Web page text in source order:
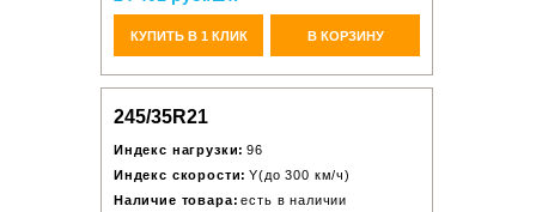
КУПИТЬ В 1 КЛИК В КОРЗИНУ
245/35R21
Индекс нагрузки: 96
Индекс скорости: Y(до 300 км/ч)
Наличие товара: есть в наличии